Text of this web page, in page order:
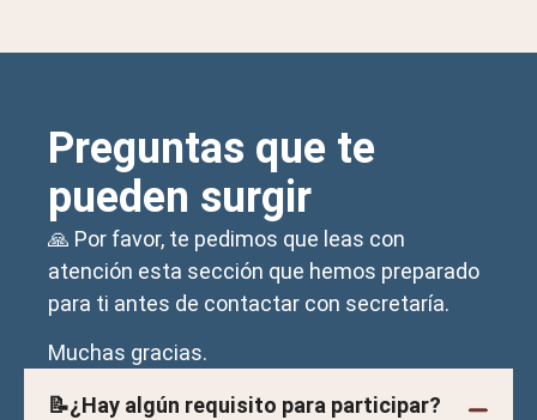
Preguntas que te
pueden surgir
🙏 Por favor, te pedimos que leas con
atención esta sección que hemos preparado
para ti antes de contactar con secretaría.
Muchas gracias.
📝¿Hay algún requisito para participar?